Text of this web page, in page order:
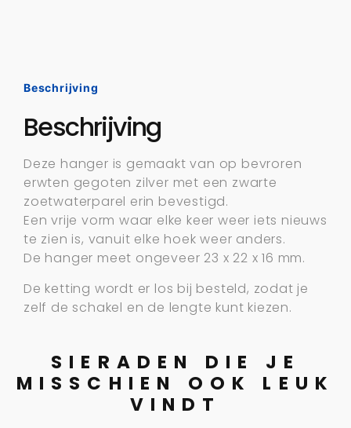
Beschrijving
Beschrijving
Deze hanger is gemaakt van op bevroren
erwten gegoten zilver met een zwarte
zoetwaterparel erin bevestigd.
Een vrije vorm waar elke keer weer iets nieuws
te zien is, vanuit elke hoek weer anders.
De hanger meet ongeveer 23 x 22 x 16 mm.
De ketting wordt er los bij besteld, zodat je
zelf de schakel en de lengte kunt kiezen.
SIERADEN DIE JE
MISSCHIEN OOK LEUK
VINDT